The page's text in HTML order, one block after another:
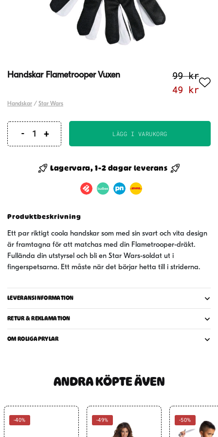
Handskar Flametrooper Vuxen 99kr
Det
99 kr.
49 krDet
49
Handskar / Star Wars
Handskar
Vuxen
mängd
LÄGG I VARUKORG
Lagervara, 1-2 dagar leverans
Produktbeskrivning
Ett par riktigt coola handskar som med sin svart och vita design
är framtagna för att matchas med din Flametrooper-dräkt.
Fullända din utstyrsel och bli en Star Wars-soldat ut i
fingerspetsarna. Ett måste när det börjar hetta till i striderna.
LEVERANSINFORMATION
RETUR & REKLAMATION
OM ROLIGAPRYLAR
ANDRA KÖPTE ÄVEN
-40% -49% -50%